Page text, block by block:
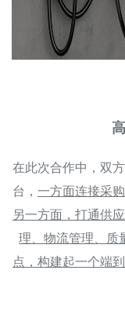
在此次合作中，双
台， 一方面连接采
另一方面，打通供
理、物流管理、质
点，构建起一个端